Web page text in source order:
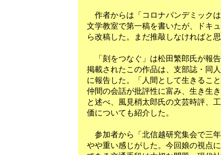
作者からは「コロナパンデミック
文学教室で第一稿を書いたが、ドキ
ら改稿した。まだ推敲しなければと
「刻をつなぐ」は松田繁郎氏が報
掲載されたこの作品は、支部誌・同
に報告した。「人間として生きるこ
仲間の会話が批評性に富み、生き生
と述べ、風見梢太郎氏の文芸時評、
価についても紹介した。
参加者から「北信越研究集会で三
やや重い感じがした。今回娘の視点